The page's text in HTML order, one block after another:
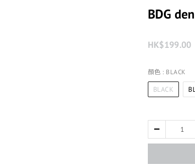
BDG
HK$199.00
顏色 : BLACK
BLACK